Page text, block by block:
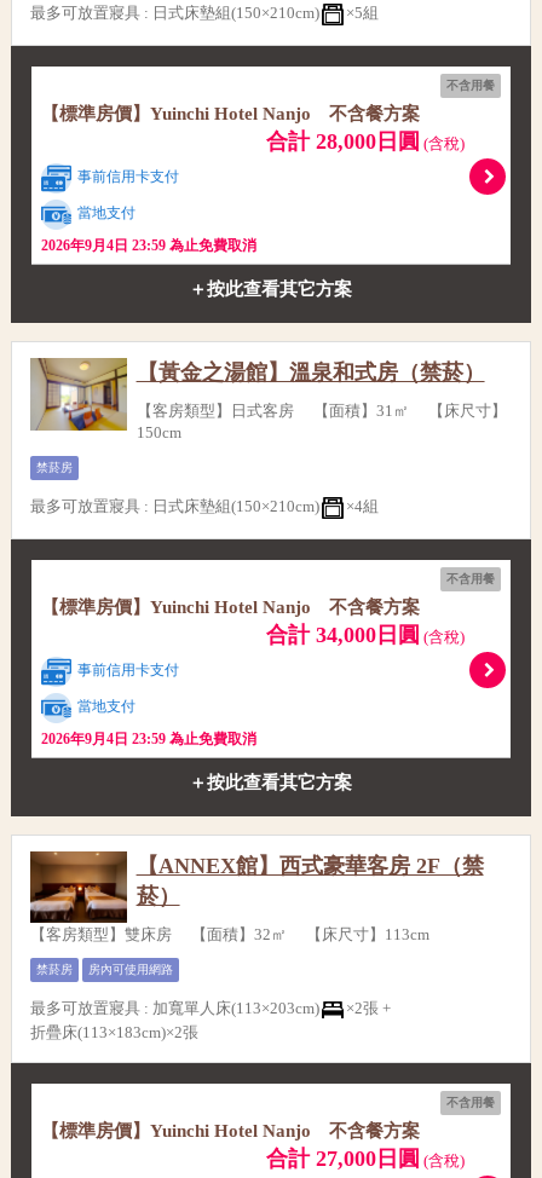
最多可放置寢具 : 日式床墊組(150×210cm) ×5組
不含用餐
【標準房價】Yuinchi Hotel Nanjo 不含餐方案
合計 28,000日圓 (含稅)
事前信用卡支付
當地支付
2026年9月4日 23:59 為止免費取消
＋按此查看其它方案
【黃金之湯館】溫泉和式房（禁菸）
【客房類型】日式客房 【面積】31㎡ 【床尺寸】
150cm
禁菸房
最多可放置寢具 : 日式床墊組(150×210cm) ×4組
不含用餐
【標準房價】Yuinchi Hotel Nanjo 不含餐方案
合計 34,000日圓 (含稅)
事前信用卡支付
當地支付
2026年9月4日 23:59 為止免費取消
＋按此查看其它方案
【ANNEX館】西式豪華客房 2F（禁
菸）
【客房類型】雙床房 【面積】32㎡ 【床尺寸】113cm
禁菸房 房內可使用網路
最多可放置寢具 : 加寬單人床(113×203cm)
×2張 +
折疊床(113×183cm)×2張
不含用餐
【標準房價】Yuinchi Hotel Nanjo 不含餐方案
合計 27,000日圓 (含稅)